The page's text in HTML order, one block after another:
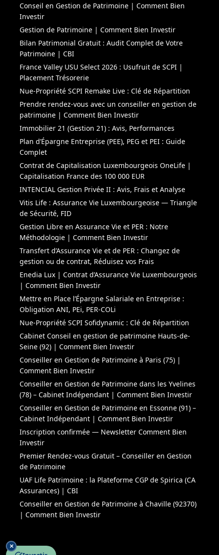
Conseil en Gestion de Patrimoine | Comment Bien
Investir
Gestion de Patrimoine | Comment Bien Investir
Bilan Patrimonial Gratuit : Audit Complet de Votre
Patrimoine | CBI
France Valley USU Select 2026 : Usufruit de SCPI |
Placement Trésorerie
Nue-Propriété SCPI Remake Live : Clé de Répartition
Prendre rendez-vous avec un conseiller en gestion de
patrimoine | Comment Bien Investir
Immobilier 21 (Gestion 21) : Avis, Performances
Plan d’Épargne Entreprise (PEE), PEG et PEI : Guide
Complet
Contrat de Capitalisation Luxembourgeois OneLife |
Capitalisation France des 100 000 EUR
INTENCIAL Gestion Privée II : Avis, Frais et Analyse
Vitis Life : Assurance Vie Luxembourgeoise — Triangle
de Sécurité, FID
Gestion Libre en Assurance Vie et PER : Notre
Méthodologie | Comment Bien Investir
Transfert d’Assurance Vie et de PER : Changez de
gestion ou de contrat, Réduisez vos Frais
Enedia Lux | Contrat d’Assurance Vie Luxembourgeois
| Comment Bien Investir
Mettre en Place l’Épargne Salariale en Entreprise :
Obligation ANI, PEi, PER-COLi
Nue-Propriété SCPI Sofidynamic : Clé de Répartition
Cabinet Conseil en gestion de patrimoine Hauts-de-
Seine (92) | Comment Bien Investir
Conseiller en Gestion de Patrimoine à Paris (75) |
Comment Bien Investir
Conseiller en Gestion de Patrimoine dans les Yvelines
(78) – Cabinet Indépendant | Comment Bien Investir
Conseiller en Gestion de Patrimoine en Essonne (91) –
Cabinet Indépendant | Comment Bien Investir
Inscription confirmée — Newsletter Comment Bien
Investir
Premier Rendez-vous Gratuit – Conseiller en Gestion
de Patrimoine
UAF Life Patrimoine : la Plateforme CGP de Spirica (CA
Assurances) | CBI
Conseiller en Gestion de Patrimoine à Chaville (92370)
| Comment Bien Investir
✕